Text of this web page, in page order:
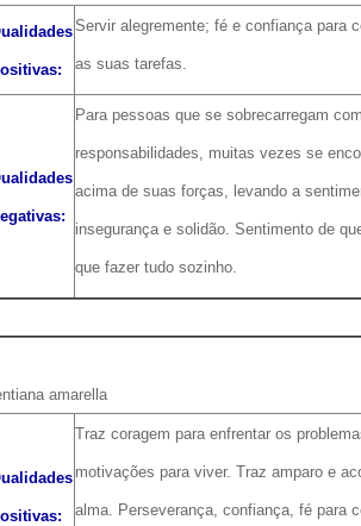
Servir alegremente; fé e confiança para
as suas tarefas.
Para pessoas que se sobrecarregam
responsabilidades, muitas vezes se
acima de suas forças, levando a
insegurança e solidão. Sentimento de
que fazer tudo sozinho.
amarella
Traz coragem para enfrentar os
motivações para viver. Traz amparo e
alma. Perseverança, confiança, fé para